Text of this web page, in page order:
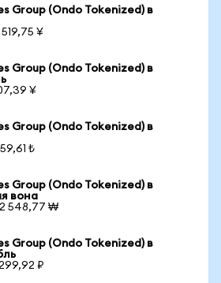
Group (Ondo Tokenized) в
¥
Group (Ondo Tokenized) в
¥
Group (Ondo Tokenized) в
₺
Group (Ondo Tokenized) в
вона
548,77 ₩
Group (Ondo Tokenized) в
₽